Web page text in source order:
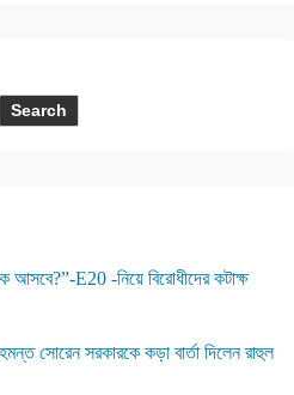
Search
আসবে?”-E20 -নিয়ে বিরোধীদের কটাক্ষ
সোরেন সরকারকে কড়া বার্তা দিলেন রাহুল